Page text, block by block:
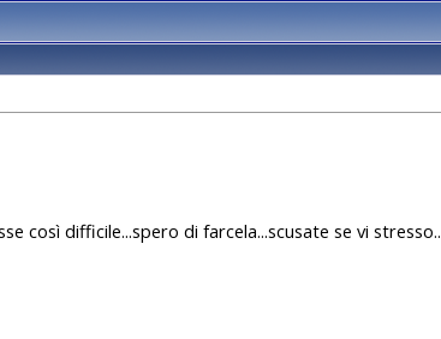
così difficile...spero di farcela...scusate se vi stresso..